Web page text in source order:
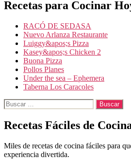
Recetas para Cocinar
RACÓ DE SEDASA
Nuevo Arlanza Restaurante
Luiggy&apos;s Pizza
Kasey&apos;s Chicken 2
Buona Pizza
Pollos Planes
Under the sea – Ephemera
Taberna Los Caracoles
Buscar:
Recetas Fáciles de
Miles de recetas de cocina fáciles para
experiencia divertida.